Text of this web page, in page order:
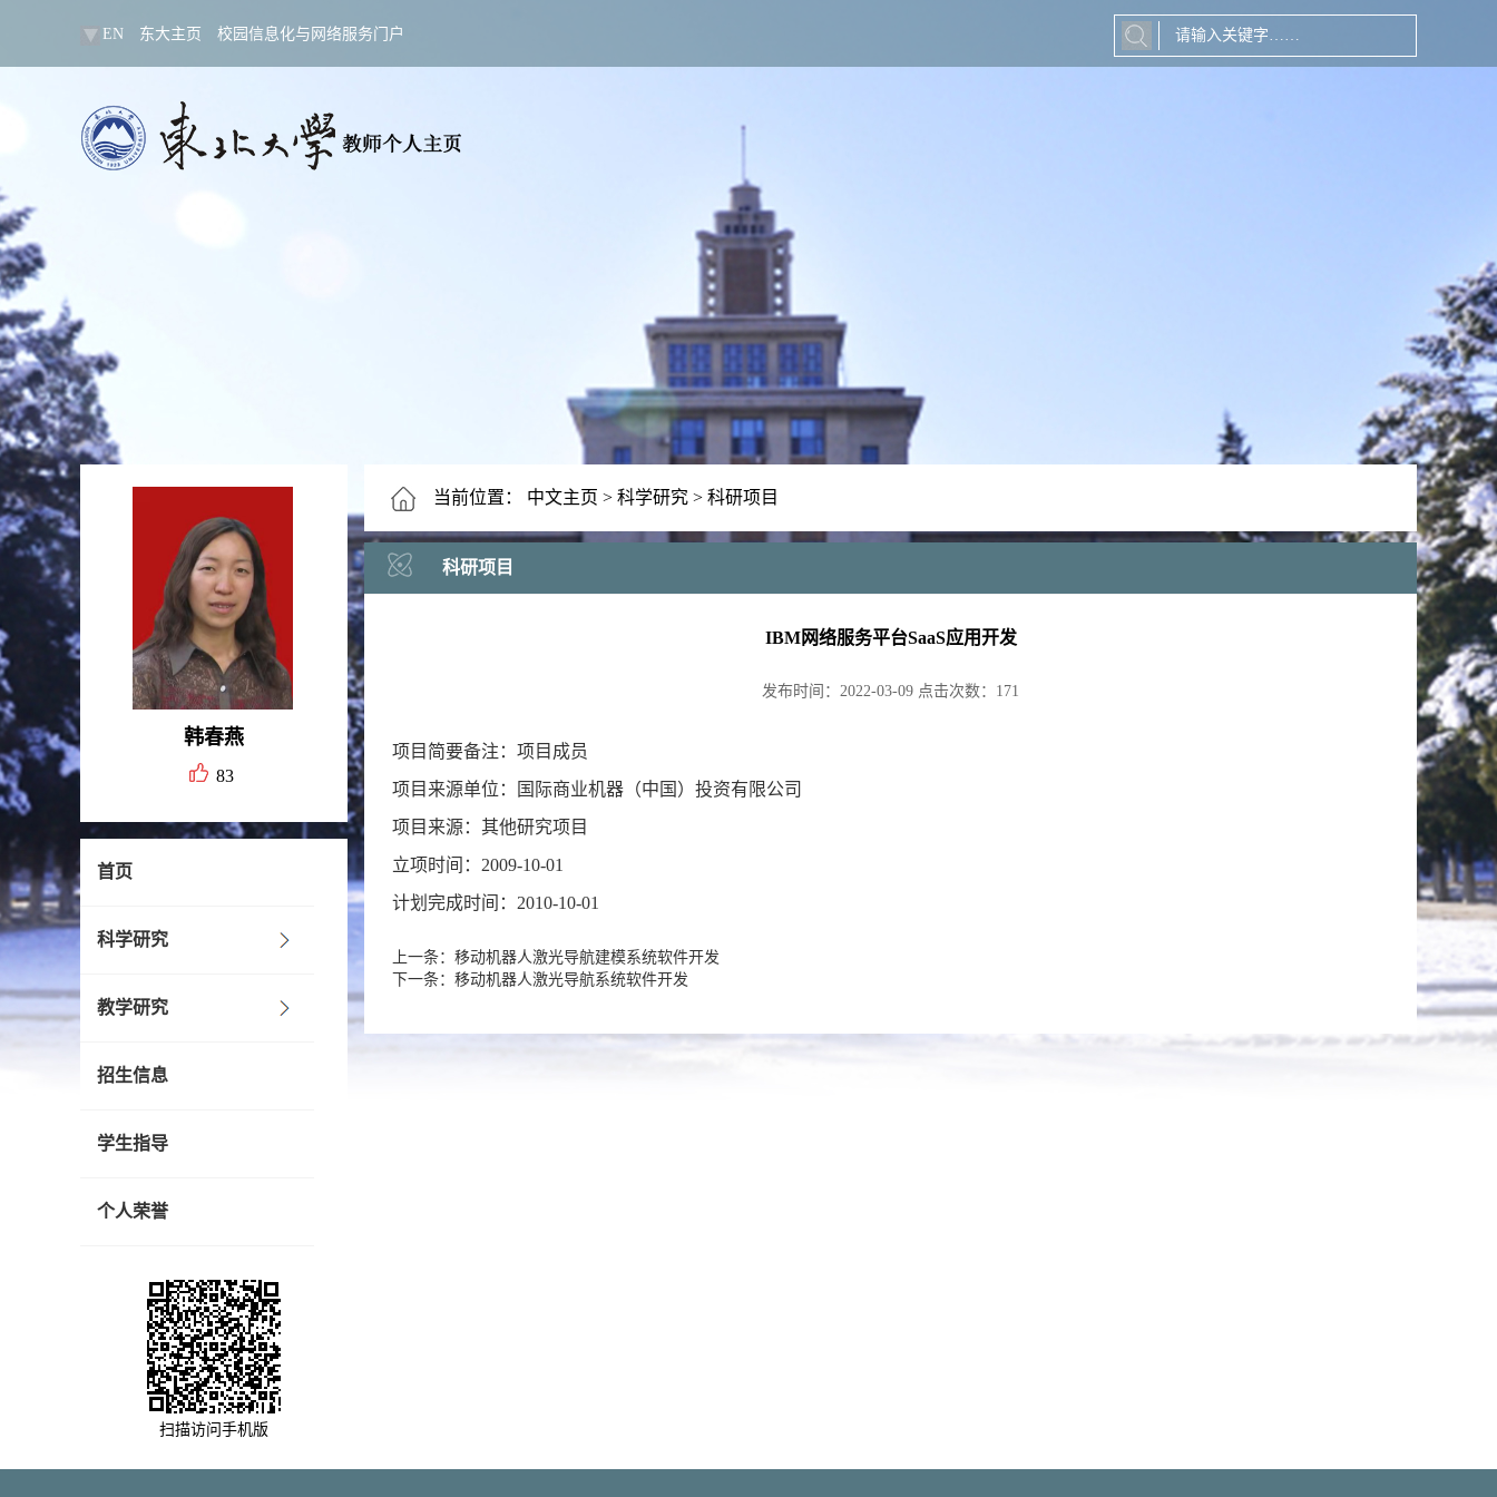
EN 东大主页 校园信息化与网络服务门户
韩春燕
83
首页
科学研究
教学研究
招生信息
学生指导
个人荣誉
扫描访问手机版
当前位置： 中文主页 > 科学研究 > 科研项目
科研项目
IBM网络服务平台SaaS应用开发
发布时间： 2022-03-09 点击次数： 171
项目简要备注：项目成员
项目来源单位：国际商业机器（中国）投资有限公司
项目来源：其他研究项目
立项时间：2009-10-01
计划完成时间：2010-10-01
上一条：移动机器人激光导航建模系统软件开发
下一条：移动机器人激光导航系统软件开发